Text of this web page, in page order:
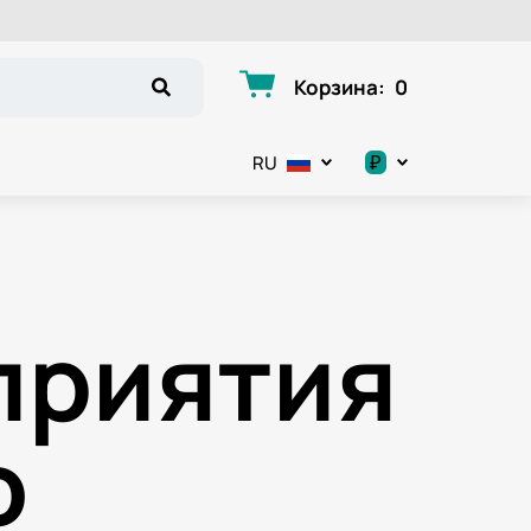
Корзина: 0
RU ₽
ر.ق